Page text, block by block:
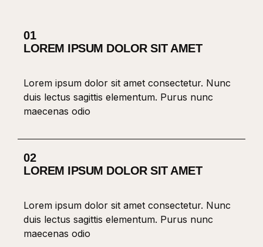
01
LOREM IPSUM DOLOR SIT AMET
Lorem ipsum dolor sit amet consectetur. Nunc
duis lectus sagittis elementum. Purus nunc
maecenas odio
02
LOREM IPSUM DOLOR SIT AMET
Lorem ipsum dolor sit amet consectetur. Nunc
duis lectus sagittis elementum. Purus nunc
maecenas odio